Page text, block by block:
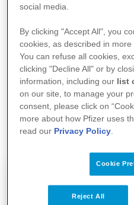
controleverlies heel
patiënten”, zegt
voorzitter van vzw
tijdens het een recent
georganiseerd door
samenwerking met
Patient
patiëntenorganisaties.
social media.
By clicking "Accept All", you
cookies, as described in more
You can refuse all cookies,
clicking "Decline All" or by
information, including our list
on our site, to manage your
consent, please click on
more about how Pfizer uses
read our Privacy Policy
Cookie
Reject All